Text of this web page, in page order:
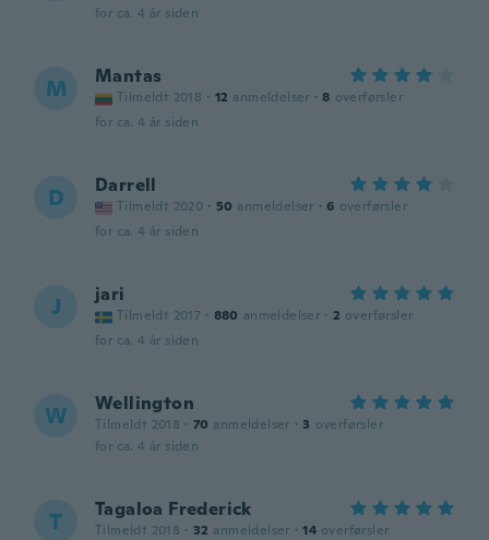
for ca. 4 år siden
M Mantas
Tilmeldt 2018 · 12 anmeldelser · 8 overførsler
for ca. 4 år siden
D Darrell
Tilmeldt 2020 · 50 anmeldelser · 6 overførsler
for ca. 4 år siden
J jari
Tilmeldt 2017 · 880 anmeldelser · 2 overførsler
for ca. 4 år siden
W Wellington
Tilmeldt 2018 · 70 anmeldelser · 3 overførsler
for ca. 4 år siden
T Tagaloa Frederick
Tilmeldt 2018 · 32 anmeldelser · 14 overførsler